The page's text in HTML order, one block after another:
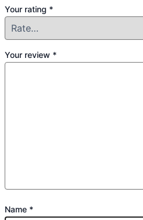
Your rating *
Your review *
Name *